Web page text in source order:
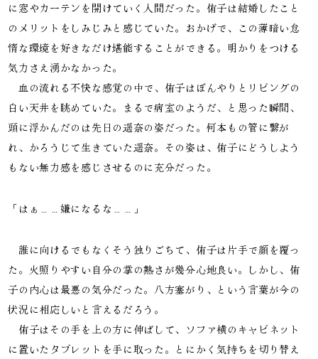
に窓やカーテンを開けていく人間だった。侑子は結婚したこと
のメリットをしみじみと感じていた。おかげで、この薄暗い怠
惰な環境を好きなだけ堪能することができる。明かりをつける
気力さえ湧かなかった。
血の流れる不快な感覚の中で、侑子はぼんやりとリビングの
白い天井を眺めていた。まるで病室のようだ、と思った瞬間、
頭に浮かんだのは先日の遥奈の姿だった。何本もの管に繋が
れ、かろうじて生きていた遥奈。その姿は、侑子にどうしよう
もない無力感を感じさせるのに充分だった。
「はぁ……嫌になるな……」
誰に向けるでもなくそう独りごちて、侑子は片手で顔を覆っ
た。火照りやすい自分の掌の熱さが幾分心地良い。しかし、侑
子の内心は最悪の気分だった。八方塞がり、という言葉が今の
状況に相応しいと言えるだろう。
侑子はその手を上の方に伸ばして、ソファ横のキャビネット
に置いたタブレットを手に取った。とにかく気持ちを切り替え